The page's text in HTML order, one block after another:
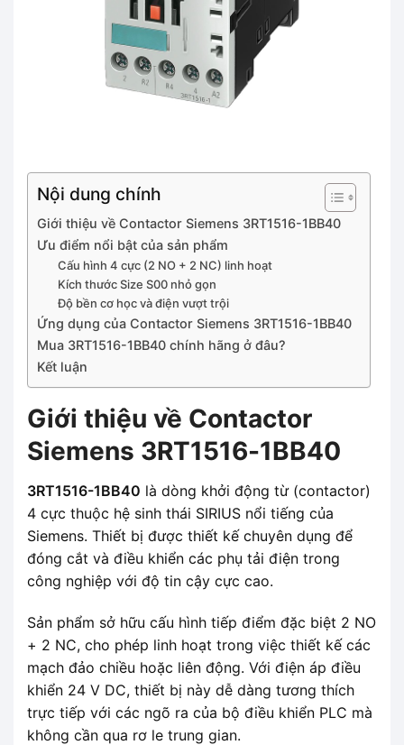
Nội dung chính
Giới thiệu về Contactor Siemens 3RT1516-1BB40
Ưu điểm nổi bật của sản phẩm
Cấu hình 4 cực (2 NO + 2 NC) linh hoạt
Kích thước Size S00 nhỏ gọn
Độ bền cơ học và điện vượt trội
Ứng dụng của Contactor Siemens 3RT1516-1BB40
Mua 3RT1516-1BB40 chính hãng ở đâu?
Kết luận
Giới thiệu về Contactor
Siemens 3RT1516-1BB40
3RT1516-1BB40 là dòng khởi động từ (contactor)
4 cực thuộc hệ sinh thái SIRIUS nổi tiếng của
Siemens. Thiết bị được thiết kế chuyên dụng để
đóng cắt và điều khiển các phụ tải điện trong
công nghiệp với độ tin cậy cực cao.
Sản phẩm sở hữu cấu hình tiếp điểm đặc biệt 2 NO
+ 2 NC, cho phép linh hoạt trong việc thiết kế các
mạch đảo chiều hoặc liên động. Với điện áp điều
khiển 24 V DC, thiết bị này dễ dàng tương thích
trực tiếp với các ngõ ra của bộ điều khiển PLC mà
không cần qua rơ le trung gian.